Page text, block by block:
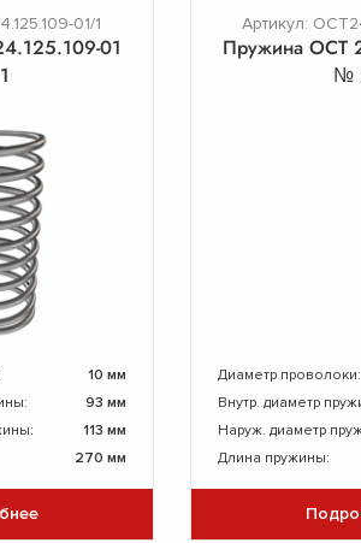
01/1
01
10 мм
93 мм
113 мм
270 мм
Артикул:
Пружина ОСТ
№
Диаметр проволоки:
Внутр. диаметр
Наруж. диаметр
Длина пружины: